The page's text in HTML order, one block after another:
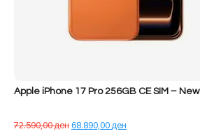
Apple iPhone 17 Pro 256GB CE SIM – New
72.590,00денÇmimi
68.890,00ден